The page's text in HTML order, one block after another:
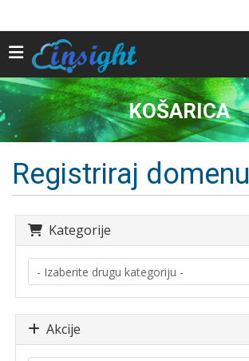
KOŠARICA
Registriraj domenu
Kategorije
Akcije